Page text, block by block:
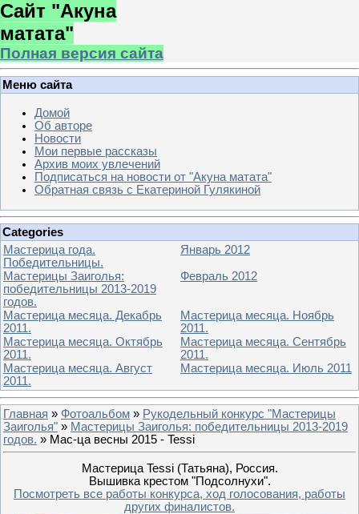
Сайт "Акуна
матата"
Полная версия сайта
Меню сайта
Домой
Об авторе
Новости
Мои первые рассказы
Архив моих увлечений
Подписаться на новости от "Акуна матата"
Обратная связь с Екатериной Гулякиной
Categories
Мастерица года.
Победительницы.
Январь 2012
Мастерицы Заиголья:
победительницы 2013-2019
годов.
Февраль 2012
Мастерица месяца. Декабрь
2011.
Мастерица месяца. Ноябрь
2011.
Мастерица месяца. Октябрь
2011.
Мастерица месяца. Сентябрь
2011.
Мастерица месяца. Август
2011.
Мастерица месяца. Июль 2011
Главная » Фотоальбом » Рукодельный конкурс "Мастерицы
Заиголья" » Мастерицы Заиголья: победительницы 2013-2019
годов. » Мас-ца весны 2015 - Tessi
Мастерица Tessi (Татьяна), Россия.
Вышивка крестом "Подсолнухи".
Посмотреть все работы конкурса, ход голосования, работы
других финалистов.